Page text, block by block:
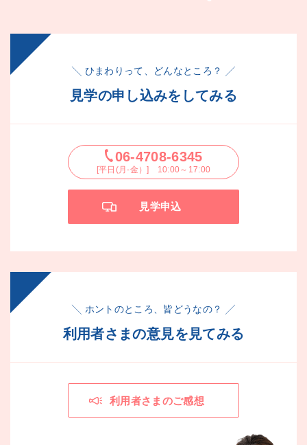
╲ ひまわりって、どんなところ？ ╱
見学の申し込みをしてみる
06-4708-6345
[平日(月-金）] 10:00～17:00
見学申込
╲ ホントのところ、皆どうなの？ ╱
利用者さまの意見を見てみる
利用者さまのご感想